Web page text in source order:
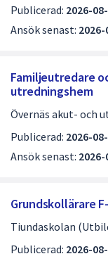
Publicerad: 2026-
Ansök senast:
Familjeutredare
utredningshem
Övernäs akut- och
Publicerad: 2026-
Ansök senast:
Grundskollärare
Tiundaskolan
Publicerad: 2026-